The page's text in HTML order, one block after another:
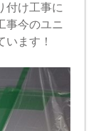
付け工事に
事今のユニ
ます！